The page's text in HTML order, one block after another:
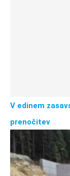
V edinem
prenočitev